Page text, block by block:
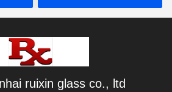
ruixin glass co., ltd